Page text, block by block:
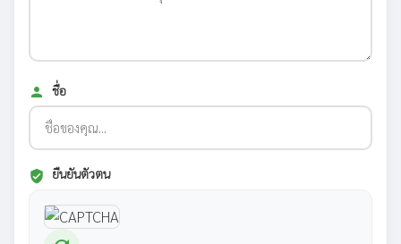
person ชื่อ
verified_user ยืนยันตัวตน